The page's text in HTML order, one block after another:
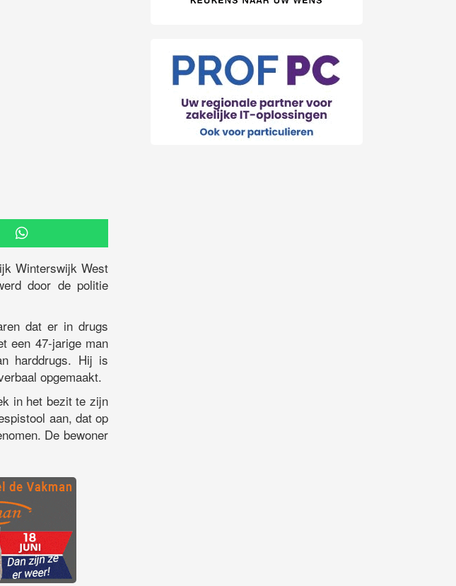
Winterswijk West
door de politie
dat er in drugs
een 47-jarige man
harddrugs. Hij is
opgemaakt.
in het bezit te zijn
aan, dat op
De bewoner